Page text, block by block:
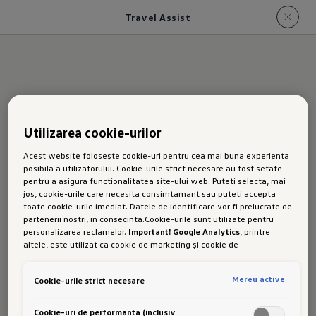
Travel Assist
Noul T-
Cross
Travelas
Utilizarea cookie-urilor
Acest website folosește cookie-uri pentru cea mai buna experienta
posibila a utilizatorului. Cookie-urile strict necesare au fost setate
pentru a asigura functionalitatea site-ului web. Puteti selecta, mai
jos, cookie-urile care necesita consimtamant sau puteti accepta
toate cookie-urile imediat. Datele de identificare vor fi prelucrate de
partenerii nostri, in consecinta.Cookie-urile sunt utilizate pentru
personalizarea reclamelor. Important! Google Analytics, printre
altele, este utilizat ca cookie de marketing și cookie de
protectie a datelor decat Uniunea Europeana. Prin urmare, nu poate
date datorita legislatiei actuale. Ca urmare, interferenta cu
Cookie-urile strict necesare Mereu active
Cookie-uri de performanta (inclusiv